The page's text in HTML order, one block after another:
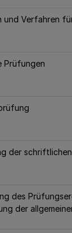
und Verfahren
Prüfungen
der
des
der